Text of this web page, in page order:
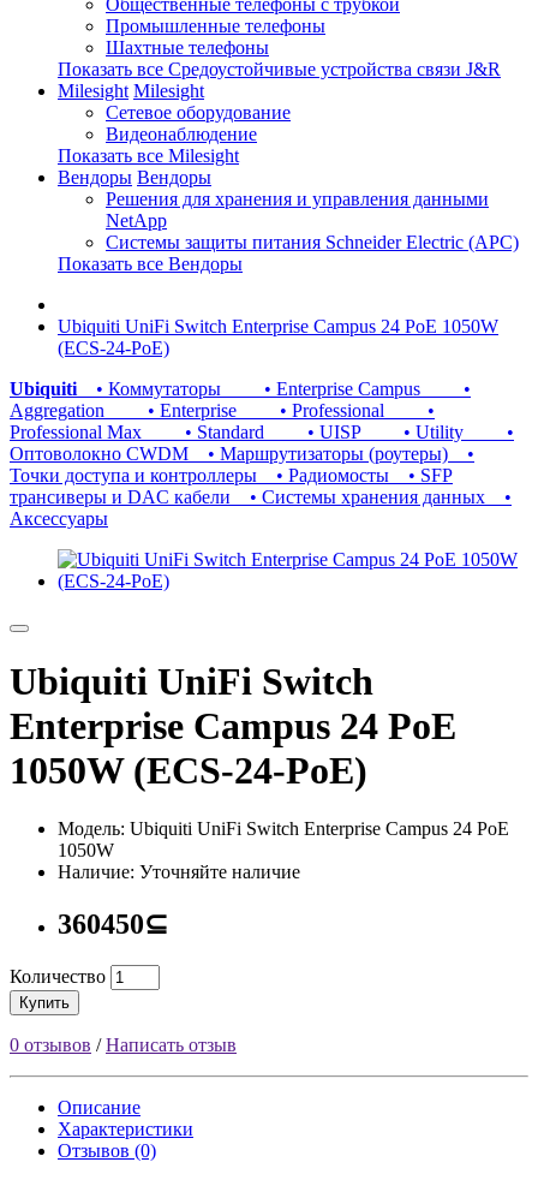
Общественные телефоны с трубкой
Промышленные телефоны
Шахтные телефоны
Показать все Средоустойчивые устройства связи J&R
Milesight Milesight
Сетевое оборудование
Видеонаблюдение
Показать все Milesight
Вендоры Вендоры
Решения для хранения и управления данными
NetApp
Системы защиты питания Schneider Electric (APC)
Показать все Вендоры
Ubiquiti UniFi Switch Enterprise Campus 24 PoE 1050W
(ECS-24-PoE)
Ubiquiti
• Коммутаторы • Enterprise Campus
•
Aggregation
• Enterprise • Professional
•
Professional Max
• Standard • UISP • Utility
•
Оптоволокно CWDM
• Маршрутизаторы (роутеры)
•
Точки доступа и контроллеры
• Радиомосты
• SFP
трансиверы и DAC кабели
• Системы хранения данных
•
Аксессуары
Ubiquiti UniFi Switch
Enterprise Campus 24 PoE
1050W (ECS-24-PoE)
Модель: Ubiquiti UniFi Switch Enterprise Campus 24 PoE
1050W
Наличие: Уточняйте наличие
360450⊆
Количество
Купить
0 отзывов /Написать отзыв
Описание
Характеристики
Отзывов (0)